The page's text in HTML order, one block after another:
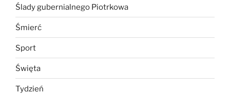
Ślady gubernialnego Piotrkowa
Śmierć
Sport
Święta
Tydzień